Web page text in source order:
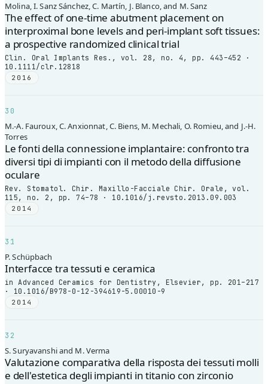
Molina, I. Sanz Sánchez, C. Martín, J. Blanco, and M. Sanz
The effect of one-time abutment placement on
interproximal bone levels and peri-implant soft tissues:
a prospective randomized clinical trial
Clin. Oral Implants Res., vol. 28, no. 4, pp. 443–452 ·
10.1111/clr.12818
2016
30
M.-A. Fauroux, C. Anxionnat, C. Biens, M. Mechali, O. Romieu, and J.-H.
Torres
Le fonti della connessione implantaire: confronto tra
diversi tipi di impianti con il metodo della diffusione
oculare
Rev. Stomatol. Chir. Maxillo-Facciale Chir. Orale, vol.
115, no. 2, pp. 74–78 · 10.1016/j.revsto.2013.09.003
2014
31
P. Schüpbach
Interfacce tra tessuti e ceramica
in Advanced Ceramics for Dentistry, Elsevier, pp. 201–217
· 10.1016/B978-0-12-394619-5.00010-9
2014
32
S. Suryavanshi and M. Verma
Valutazione comparativa della risposta dei tessuti molli
e dell'estetica degli impianti in titanio con zirconio